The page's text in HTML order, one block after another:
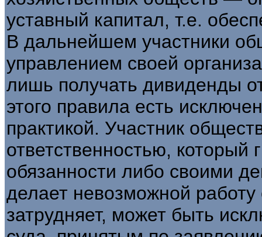
уставный капитал, т.е.
В дальнейшем участники
управлением своей
лишь получать дивиденды
этого правила есть
практикой. Участник
ответственностью, который
обязанности либо своими
делает невозможной
затрудняет, может быть